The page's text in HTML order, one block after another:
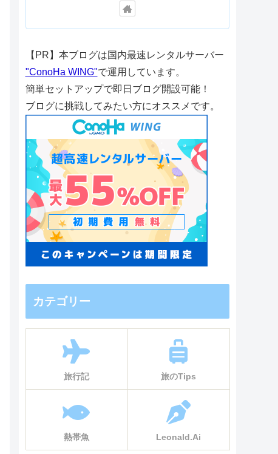
【PR】本ブログは国内最速レンタルサーバー
"ConoHa WING"で運用しています。
簡単セットアップで即日ブログ開設可能！
ブログに挑戦してみたい方にオススメです。
カテゴリー
旅行記 旅のTips
熱帯魚 Leonald.Ai